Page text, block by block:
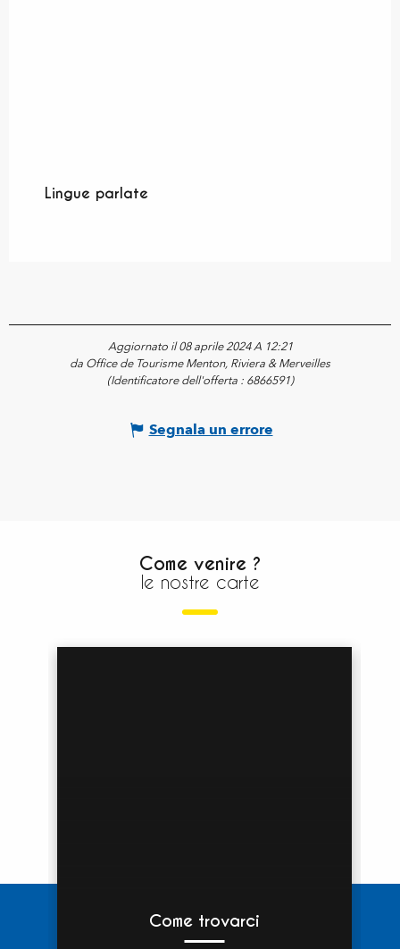
Lingue parlate
Lingue parlate
Aggiornato il 08 aprile 2024 A 12:21
da Office de Tourisme Menton, Riviera & Merveilles
(Identificatore dell'offerta : 6866591)
Segnala un errore
Come venire ?
le nostre carte
Come trovarci